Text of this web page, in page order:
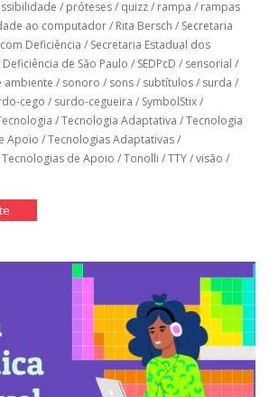
/ próteses/ quizz/ rampa / rampas
ao computador/ Rita Bersch / Secretaria
Deficiência / Secretaria Estadual dos
de São Paulo / SEDPcD / sensorial /
ambiente / sonoro / sons/ subtítulos/ surda /
cego / surdo-cegueira / SymbolStix/
/Tecnologia Adaptativa /Tecnologia
Apoio /Tecnologias Adaptativas/
Tecnologias de Apoio /Tonolli /TTY/visão /
"Tecnologia